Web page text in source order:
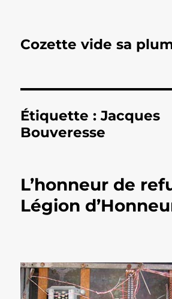
Cozette vide sa
Étiquette :Jacques
Bouveresse
L’honneur de
Légion